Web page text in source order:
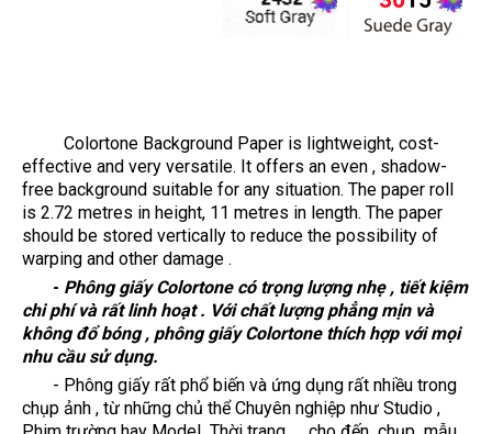
Colortone Background Paper is lightweight, cost-
effective and very versatile. It offers an even , shadow-
free background suitable for any situation. The paper roll
is 2.72 metres in height, 11 metres in length. The paper
should be stored vertically to reduce the possibility of
warping and other damage .
- Phông giấy Colortone có trọng lượng nhẹ , tiết kiệm
chi phí và rất linh hoạt . Với chất lượng phẳng mịn và
không đổ bóng , phông giấy Colortone thích hợp với mọi
nhu cầu sử dụng.
- Phông giấy rất phổ biến và ứng dụng rất nhiều trong
chụp ảnh , từ những chủ thể Chuyên nghiệp như Studio ,